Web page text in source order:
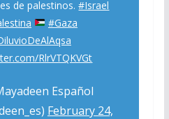
de palestinos.#Israel
#Gaza
RlrVTQKVGt
Español
February 24,